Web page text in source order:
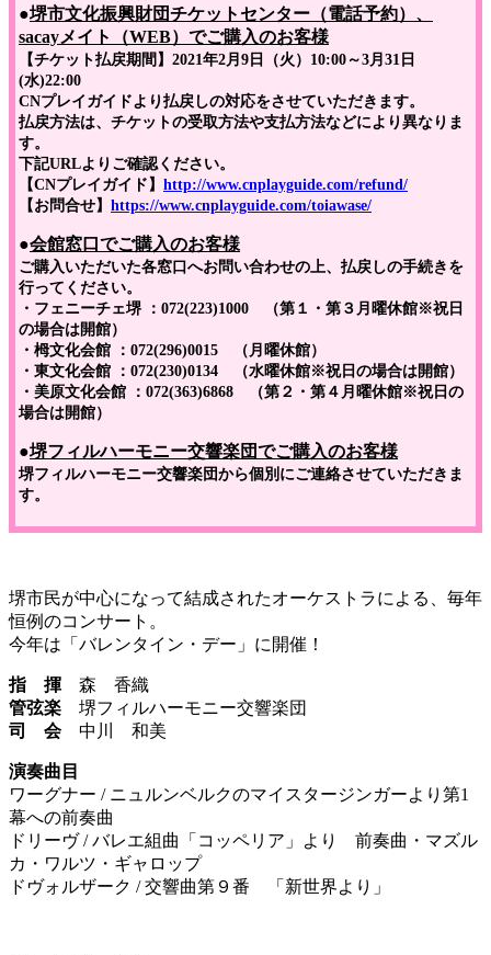
●堺市文化振興財団チケットセンター（電話予約）、
sacayメイト（WEB）でご購入のお客様
【チケット払戻期間】2021年2月9日（火）10:00～3月31日
(水)22:00
CNプレイガイドより払戻しの対応をさせていただきます。
払戻方法は、チケットの受取方法や支払方法などにより異なりま
す。
下記URLよりご確認ください。
【CNプレイガイド】 http://www.cnplayguide.com/refund/
【お問合せ】 https://www.cnplayguide.com/toiawase/
●会館窓口でご購入のお客様
ご購入いただいた各窓口へお問い合わせの上、払戻しの手続きを
行ってください。
・フェニーチェ堺 ：072(223)1000 （第１・第３月曜休館※祝日
の場合は開館）
・栂文化会館 ：072(296)0015 （月曜休館）
・東文化会館 ：072(230)0134 （水曜休館※祝日の場合は開館）
・美原文化会館 ：072(363)6868 （第２・第４月曜休館※祝日の
場合は開館）
●堺フィルハーモニー交響楽団でご購入のお客様
堺フィルハーモニー交響楽団から個別にご連絡させていただきま
す。
堺市民が中心になって結成されたオーケストラによる、毎年
恒例のコンサート。
今年は「バレンタイン・デー」に開催！
指 揮 森 香織
管弦楽 堺フィルハーモニー交響楽団
司 会中川 和美
演奏曲目
ワーグナー / ニュルンベルクのマイスタージンガーより第1
幕への前奏曲
ドリーヴ / バレエ組曲「コッペリア」より 前奏曲・マズル
カ・ワルツ・ギャロップ
ドヴォルザーク / 交響曲第９番 「新世界より」